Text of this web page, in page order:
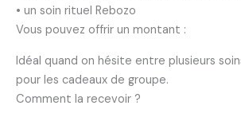
• un soin rituel Rebozo
Vous pouvez offrir un montant :
Idéal quand on hésite entre plusieurs
pour les cadeaux de groupe.
Comment la recevoir ?